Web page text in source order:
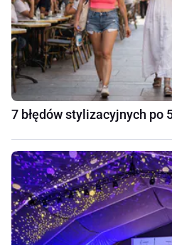
7 błędów stylizacyjnych po